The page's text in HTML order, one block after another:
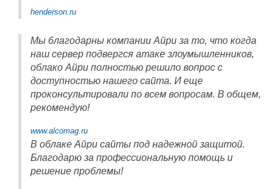
henderson.ru
Мы благодарны компании Айри за то, что когда
наш сервер подвергся атаке злоумышленников,
облако Айри полностью решило вопрос с
доступностью нашего сайта. И еще
проконсультировали по всем вопросам. В общем,
рекомендую!
www.alcomag.ru
В облаке Айри сайты под надежной защитой.
Благодарю за профессиональную помощь и
решение проблемы!